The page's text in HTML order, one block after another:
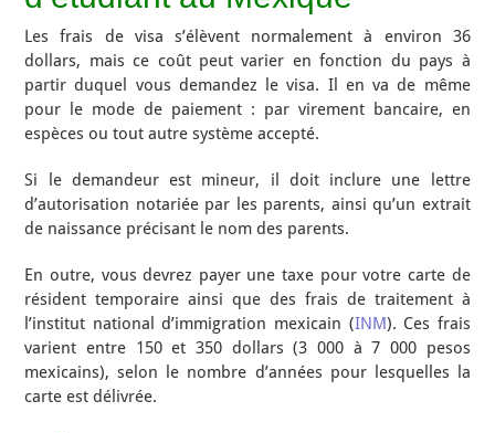
Les frais de visa s’élèvent normalement à environ 36
dollars, mais ce coût peut varier en fonction du pays à
partir duquel vous demandez le visa. Il en va de même
pour le mode de paiement : par virement bancaire, en
espèces ou tout autre système accepté.
Si le demandeur est mineur, il doit inclure une lettre
d’autorisation notariée par les parents, ainsi qu’un extrait
de naissance précisant le nom des parents.
En outre, vous devrez payer une taxe pour votre carte de
résident temporaire ainsi que des frais de traitement à
l’institut national d’immigration mexicain (INM). Ces frais
varient entre 150 et 350 dollars (3 000 à 7 000 pesos
mexicains), selon le nombre d’années pour lesquelles la
carte est délivrée.